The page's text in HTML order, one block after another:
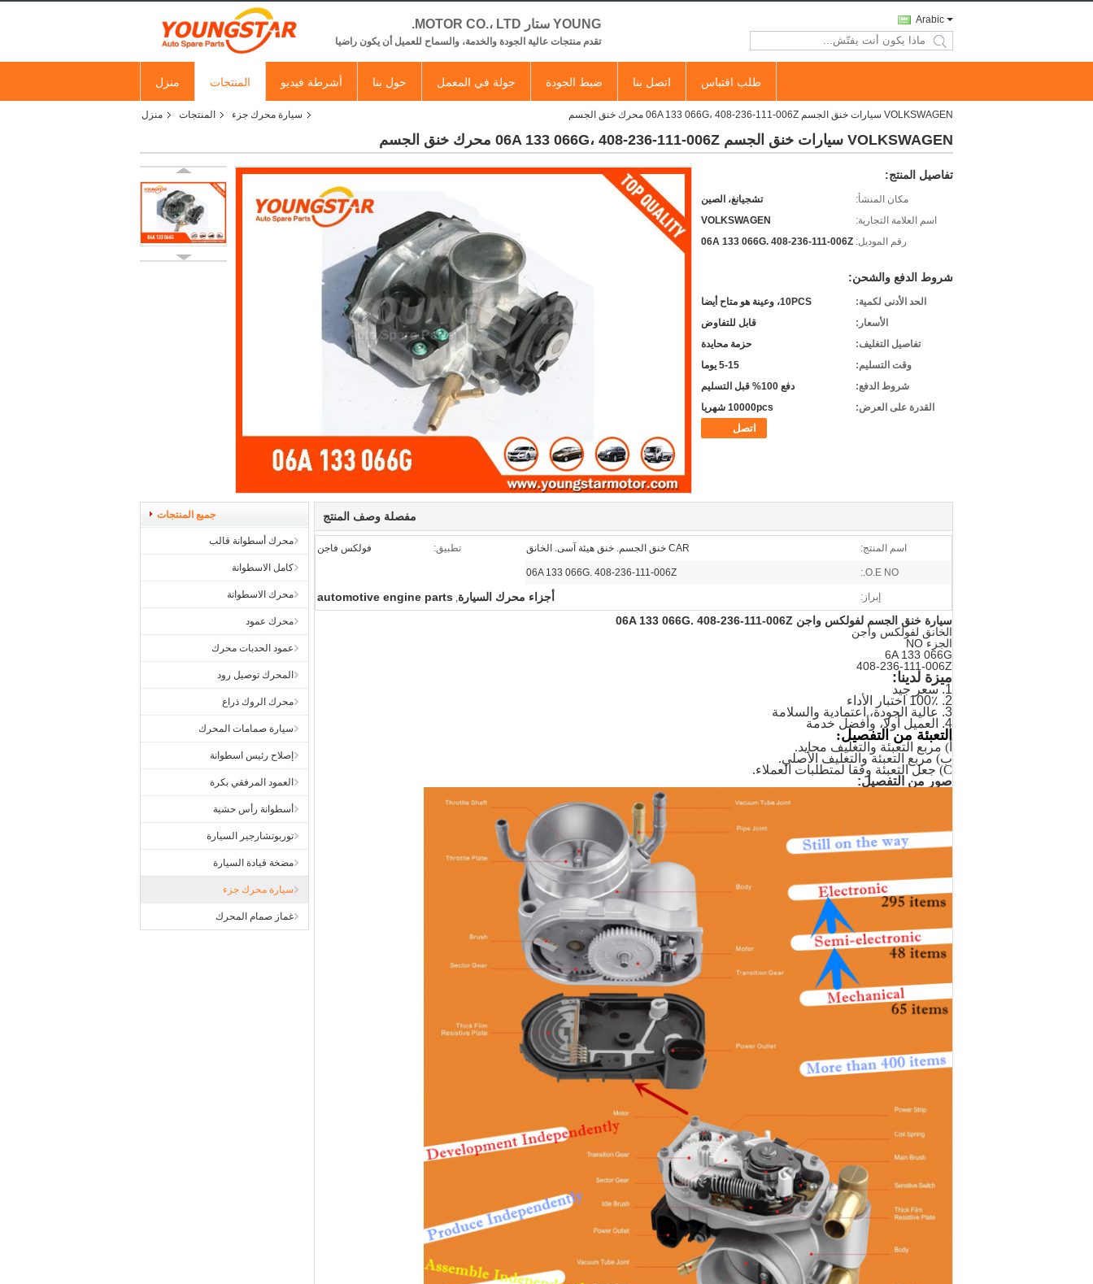
YOUNG ستار MOTOR CO.، LTD.
تقدم منتجات عالية الجودة والخدمة، والسماح للعميل أن يكون راضيا
Arabic
search
منزل المنتجات أشرطة فيديو حول بنا جولة في المعمل ضبط الجودة اتصل بنا طلب اقتباس
منزل المنتجات سيارة محرك جزء VOLKSWAGEN سيارات خنق الجسم 06A 133 066G، 408-236-111-006Z محرك خنق الجسم
VOLKSWAGEN سيارات خنق الجسم 06A 133 066G، 408-236-111-006Z محرك خنق الجسم
تفاصيل المنتج:
مكان المنشأ:
تشجيانغ، الصين
اسم العلامة التجارية:
VOLKSWAGEN
رقم الموديل: 06A 133 066G. 408-236-111-006Z
شروط الدفع والشحن:
الحد الأدنى لكمية:
10PCS، وعينة هو متاح أيضا
الأسعار:
قابل للتفاوض
تفاصيل التغليف:
حزمة محايدة
وقت التسليم:
5-15 يوما
شروط الدفع:
دفع 100% قبل التسليم
القدرة على العرض:
10000pcs شهريا
اتصل
جميع المنتجات
محرك أسطوانة قالب
كامل الاسطوانة
محرك الاسطوانة
محرك عمود
عمود الحدبات محرك
المحرك توصيل رود
محرك الروك ذراع
سيارة صمامات المحرك
إصلاح رئيس اسطوانة
العمود المرفقي بكرة
أسطوانة رأس حشية
توربوتشارجير السيارة
مضخة قيادة السيارة
سيارة محرك جزء
غماز صمام المحرك
مفصلة وصف المنتج
اسم المنتج: CAR خنق الجسم. خنق هيئة آسى. الخانق تطبيق: فولكس فاجن
O.E NO.:
06A 133 066G. 408-236-111-006Z
إبراز: أجزاء محرك السيارة,
automotive engine parts
سيارة خنق الجسم لفولكس واجن 06A 133 066G. 408-236-111-006Z
الخانق لفولكس واجن
الجزء NO
6A 133 066G
408-236-111-006Z
ميزة لدينا:
1. سعر جيد
2. 100٪ اختبار الأداء
3. عالية الجودة، اعتمادية والسلامة
4. العميل أولا، وأفضل خدمة
التعبئة من التفصيل:
أ) مربع التعبئة والتغليف محايد.
ب) مربع التعبئة والتغليف الأصلي.
C) جعل التعبئة وفقا لمتطلبات العملاء.
صور من التفصيل: